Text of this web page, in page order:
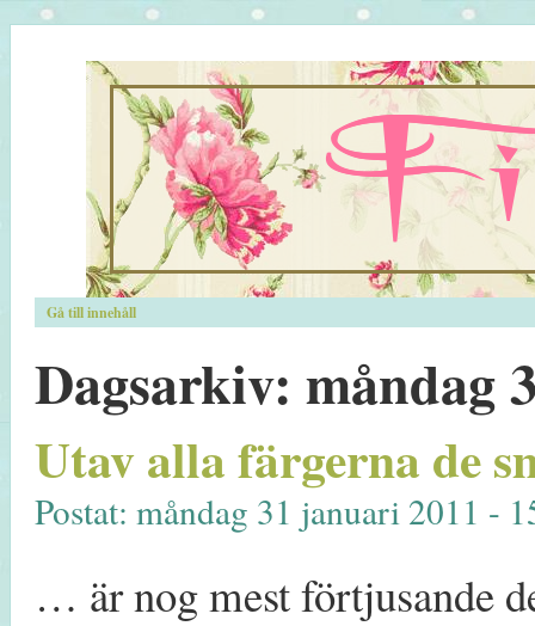
Gå till innehåll
Dagsarkiv: måndag
Utav alla färgerna de
Postat: måndag 31 januari 2011 -
… är nog mest förtjusande